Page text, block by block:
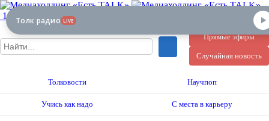
12+
Прямые эфиры
Случайная новость
Толковости Научпоп
Учись как надо С места в карьеру
Толк радио LIVE